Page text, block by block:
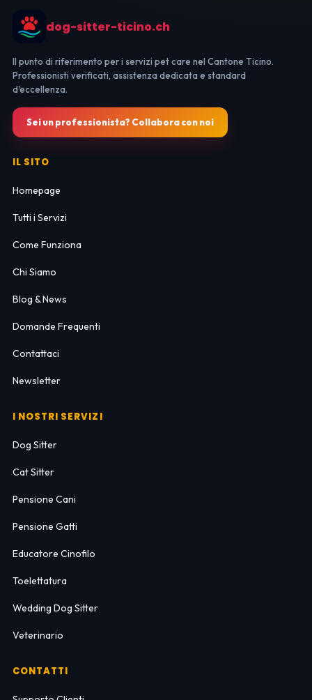
dog-sitter-ticino.ch
Il punto di riferimento per i servizi pet care nel Cantone Ticino.
Professionisti verificati, assistenza dedicata e standard
d'eccellenza.
Sei un professionista? Collabora con noi
IL SITO
Homepage
Tutti i Servizi
Come Funziona
Chi Siamo
Blog & News
Domande Frequenti
Contattaci
Newsletter
I NOSTRI SERVIZI
Dog Sitter
Cat Sitter
Pensione Cani
Pensione Gatti
Educatore Cinofilo
Toelettatura
Wedding Dog Sitter
Veterinario
CONTATTI